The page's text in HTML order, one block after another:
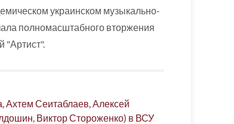
украинском музыкально-
полномасштабного вторжения
"Артист".
Ахтем Сеитаблаев, Алексей
Виктор Стороженко) в ВСУ